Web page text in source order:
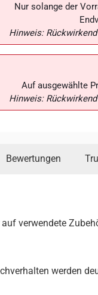
Nur solange der
Hinweis:
Auf ausgewählte
Hinweis:
Bewertungen
verwendete
werden